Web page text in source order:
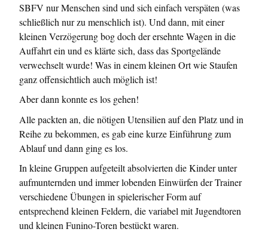
SBFV nur Menschen sind und sich einfach verspäten (was
schließlich nur zu menschlich ist). Und dann, mit einer
kleinen Verzögerung bog doch der ersehnte Wagen in die
Auffahrt ein und es klärte sich, dass das Sportgelände
verwechselt wurde! Was in einem kleinen Ort wie Staufen
ganz offensichtlich auch möglich ist!
Aber dann konnte es los gehen!
Alle packten an, die nötigen Utensilien auf den Platz und in
Reihe zu bekommen, es gab eine kurze Einführung zum
Ablauf und dann ging es los.
In kleine Gruppen aufgeteilt absolvierten die Kinder unter
aufmunternden und immer lobenden Einwürfen der Trainer
verschiedene Übungen in spielerischer Form auf
entsprechend kleinen Feldern, die variabel mit Jugendtoren
und kleinen Funino-Toren bestückt waren.